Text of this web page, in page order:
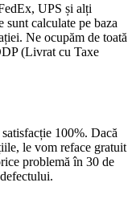
UPS și alți
calculate pe baza
Ne ocupăm de toată
(Livrat cu Taxe
100%. Dacă
le vom reface gratuit
problemă în 30 de